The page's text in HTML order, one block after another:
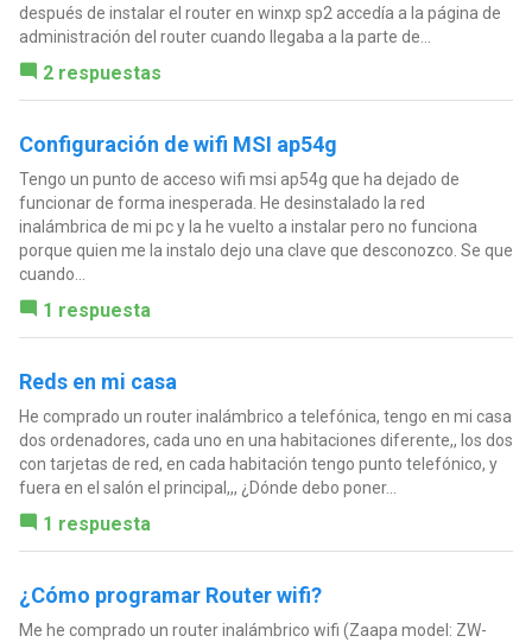
después de instalar el router en winxp sp2 accedía a la página de
administración del router cuando llegaba a la parte de...
2 respuestas
Configuración de wifi MSI ap54g
Tengo un punto de acceso wifi msi ap54g que ha dejado de
funcionar de forma inesperada. He desinstalado la red
inalámbrica de mi pc y la he vuelto a instalar pero no funciona
porque quien me la instalo dejo una clave que desconozco. Se que
cuando...
1 respuesta
Reds en mi casa
He comprado un router inalámbrico a telefónica, tengo en mi casa
dos ordenadores, cada uno en una habitaciones diferente,, los dos
con tarjetas de red, en cada habitación tengo punto telefónico, y
fuera en el salón el principal,,, ¿Dónde debo poner...
1 respuesta
¿Cómo programar Router wifi?
Me he comprado un router inalámbrico wifi (Zaapa model: ZW-